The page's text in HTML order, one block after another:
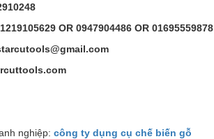
OR 0947904486 OR 01695559878
nghiệp: công ty dụng cụ chế biến gỗ